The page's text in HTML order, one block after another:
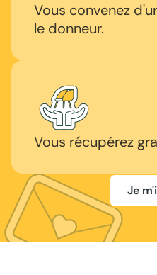
Vous convenez
le donneur.
Vous récupérez
Je